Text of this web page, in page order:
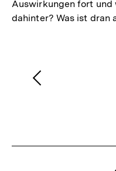
Auswirkungen fort und
dahinter? Was ist dran
Vorherigen